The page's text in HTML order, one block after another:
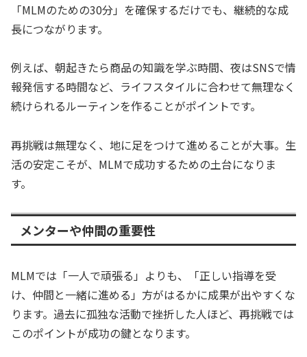
「MLMのための30分」を確保するだけでも、継続的な成
長につながります。
例えば、朝起きたら商品の知識を学ぶ時間、夜はSNSで情
報発信する時間など、ライフスタイルに合わせて無理なく
続けられるルーティンを作ることがポイントです。
再挑戦は無理なく、地に足をつけて進めることが大事。生
活の安定こそが、MLMで成功するための土台になりま
す。
メンターや仲間の重要性
MLMでは「一人で頑張る」よりも、「正しい指導を受
け、仲間と一緒に進める」方がはるかに成果が出やすくな
ります。過去に孤独な活動で挫折した人ほど、再挑戦では
このポイントが成功の鍵となります。